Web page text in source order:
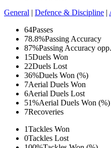
General | Defence & Discipline |
64Passes
78.8%Passing Accuracy
87%Passing Accuracy
15Duels Won
22Duels Lost
36%Duels Won (%)
7Aerial Duels Won
6Aerial Duels Lost
51%Aerial Duels Won (%)
7Recoveries
1Tackles Won
0Tackles Lost